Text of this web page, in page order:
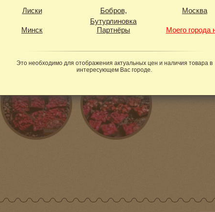
Лиски
Бобров,
Бутурлиновка
Москва
Минск Партнёры Моего города
Это необходимо для отображения актуальных цен и наличия товара в
интересующем Вас городе.
Вес в упаковке:
Фотогалерея